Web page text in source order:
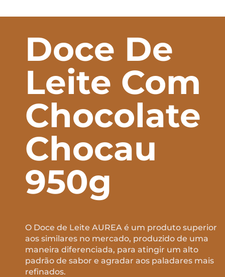
Doce De
Leite Com
Chocolate
Chocau
950g
O Doce de Leite AUREA é um produto superior
aos similares no mercado, produzido de uma
maneira diferenciada, para atingir um alto
padrão de sabor e agradar aos paladares mais
refinados.